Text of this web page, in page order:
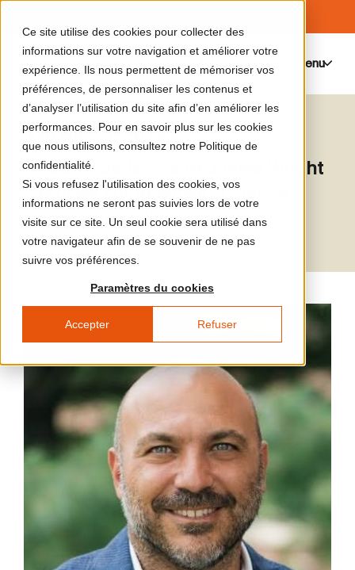
Ce site utilise des cookies pour collecter des
informations sur votre navigation et améliorer votre
expérience. Ils nous permettent de mémoriser vos
préférences, de personnaliser les contenus et
d’analyser l’utilisation du site afin d’en améliorer les
performances. Pour en savoir plus sur les cookies
que nous utilisons, consultez notre Politique de
confidentialité.
Si vous refusez l'utilisation des cookies, vos
informations ne seront pas suivies lors de votre
visite sur ce site. Un seul cookie sera utilisé dans
votre navigateur afin de se souvenir de ne pas
suivre vos préférences.
Paramètres du cookies
Accepter Refuser
Menu
Tarek El-Ariss
Titulaire de la chaire James Wright
d’études sur le Moyen-Orient à
Dartmouth College